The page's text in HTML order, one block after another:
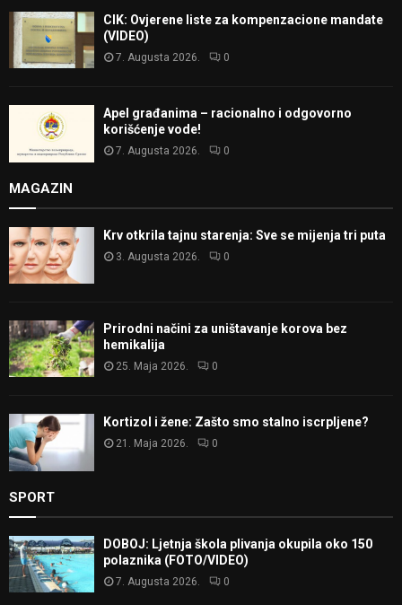
CIK: Ovjerene liste za kompenzacione mandate
(VIDEO)
7. Augusta 2026. 0
Apel građanima – racionalno i odgovorno
korišćenje vode!
7. Augusta 2026. 0
MAGAZIN
Krv otkrila tajnu starenja: Sve se mijenja tri puta
3. Augusta 2026. 0
Prirodni načini za uništavanje korova bez
hemikalija
25. Maja 2026. 0
Kortizol i žene: Zašto smo stalno iscrpljene?
21. Maja 2026. 0
SPORT
DOBOJ: Ljetnja škola plivanja okupila oko 150
polaznika (FOTO/VIDEO)
7. Augusta 2026. 0